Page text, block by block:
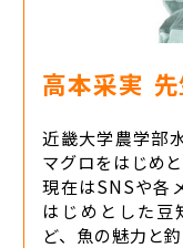
高本采実
近畿大学農学部
マグロをはじめ
現在はSNSや各
はじめとした豆
ど、魚の魅力と